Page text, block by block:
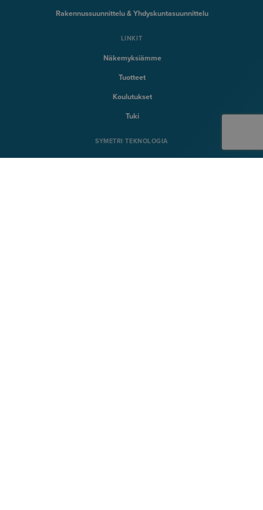
Rakennussuunnittelu & Yhdyskuntasuunnittelu
LINKIT
Näkemyksiämme
Tuotteet
Koulutukset
Tuki
SYMETRI TEKNOLOGIA
Naviate